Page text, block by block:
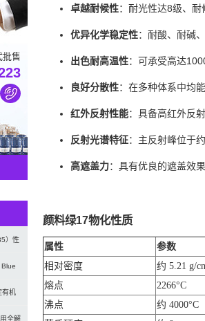
卓越耐候性：耐光性达8级、耐
优异化学稳定性：耐酸、耐碱
出色耐高温性：可承受高达
良好分散性：在多种体系中均
红外反射性能：具备高红外反
反射光谱特征：主反射峰位于
高遮盖力：具有优良的遮盖效
颜料绿17物化性质
属性
参数
相对密度
约 5.21 g/
熔点
2266°C
沸点
约 4000°C
批售
）性
有机
全解